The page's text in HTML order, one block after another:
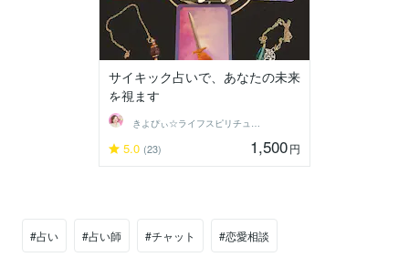
サイキック占いで、あなたの未来
を視ます
きよぴぃ☆ライフスピリチュアリスト
5.0 (23) 1,500円
#占い #占い師 #チャット #恋愛相談